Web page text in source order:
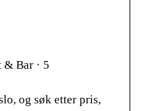
& Bar · 5
og søk etter pris,